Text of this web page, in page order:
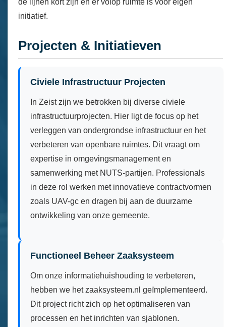
de lijnen kort zijn en er volop ruimte is voor eigen
initiatief.
Projecten & Initiatieven
Civiele Infrastructuur Projecten
In Zeist zijn we betrokken bij diverse civiele
infrastructuurprojecten. Hier ligt de focus op het
verleggen van ondergrondse infrastructuur en het
verbeteren van openbare ruimtes. Dit vraagt om
expertise in omgevingsmanagement en
samenwerking met NUTS-partijen. Professionals
in deze rol werken met innovatieve contractvormen
zoals UAV-gc en dragen bij aan de duurzame
ontwikkeling van onze gemeente.
Functioneel Beheer Zaaksysteem
Om onze informatiehuishouding te verbeteren,
hebben we het zaaksysteem.nl geïmplementeerd.
Dit project richt zich op het optimaliseren van
processen en het inrichten van sjablonen.